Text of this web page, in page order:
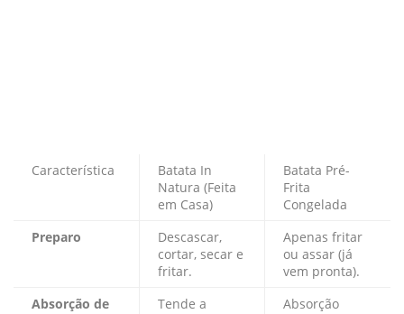
Característica
Batata In
Natura (Feita
em Casa)
Batata Pré-
Frita
Congelada
Preparo
Descascar,
cortar, secar e
fritar.
Apenas fritar
ou assar (já
vem pronta).
Absorção de
Tende a
Absorção